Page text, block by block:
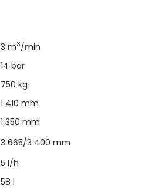
3 m3/min
14 bar
750 kg
1 410 mm
1 350 mm
3 665/3 400 mm
5 l/h
58 l